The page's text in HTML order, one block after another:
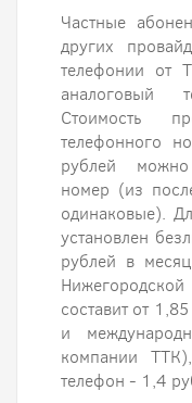
Частные
других
телефонии от
аналоговый
Стоимость
телефонного
рублей
номер (из
одинаковые).
установлен
рублей в
составит от
и
компании
телефон - 1,4